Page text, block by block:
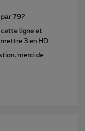
par 79?
cette ligne et
3 en HD.
merci de